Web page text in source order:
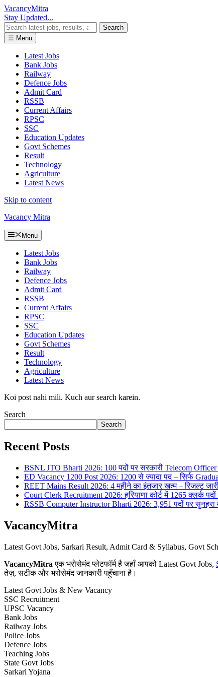
VacancyMitra
Stay Updated...
Search
☰ Menu
Latest Jobs
Bank Jobs
Railway
Defence Jobs
Admit Card
RSSB
Current Affairs
RPSC
SSC
Education Updates
Govt Schemes
Result
Technology
Agriculture
Latest News
Skip to content
Vacancy Mitra
Menu
Latest Jobs
Bank Jobs
Railway
Defence Jobs
Admit Card
RSSB
Current Affairs
RPSC
SSC
Education Updates
Govt Schemes
Result
Technology
Agriculture
Latest News
Koi post nahi mili. Kuch aur search karein.
Search
Search
Recent Posts
BSNL JTO Bharti 2026: 100 पदों पर सरकारी Telecom
ED Vacancy 1200 Post 2026: 1200 से ज्यादा पद – सिर्फ
REET Mains Result 2026: 4 महीने का इंतजार खत्म – रिजल्ट जारी
Court Clerk Recruitment 2026: हरियाणा कोर्ट में 1265 क्लर्क
RSSB Computer Instructor Bharti 2026: 3,951 पदों पर सुनहरा
VacancyMitra
Latest Govt Jobs, Sarkari Result, Admit Card & Syllabus, Govt
VacancyMitra एक भरोसेमंद प्लेटफॉर्म है जहाँ आपको Latest Govt Jobs,
तेज़, सटीक और भरोसेमंद जानकारी पहुँचाना है।
Latest Govt Jobs & New Vacancy
SSC Recruitment
UPSC Vacancy
Bank Jobs
Railway Jobs
Police Jobs
Defence Jobs
Teaching Jobs
State Govt Jobs
Sarkari Yojana